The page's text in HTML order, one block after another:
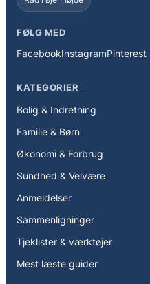
FØLG MED
FacebookInstagramPinterest
KATEGORIER
Bolig & Indretning
Familie & Børn
Økonomi & Forbrug
Sundhed & Velvære
Anmeldelser
Sammenligninger
Tjeklister & værktøjer
Mest læste guider